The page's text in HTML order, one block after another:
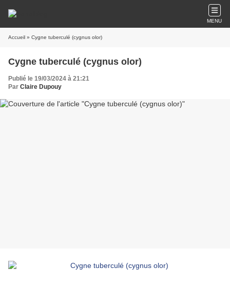
MENU
Accueil » Cygne tuberculé (cygnus olor)
Cygne tuberculé (cygnus olor)
Publié le 19/03/2024 à 21:21
Par Claire Dupouy